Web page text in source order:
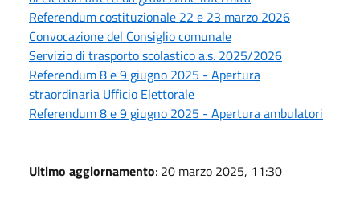
Referendum costituzionale 22 e 23 marzo 2026
Convocazione del Consiglio comunale
Servizio di trasporto scolastico a.s. 2025/2026
Referendum 8 e 9 giugno 2025 - Apertura
straordinaria Ufficio Elettorale
Referendum 8 e 9 giugno 2025 - Apertura ambulatori
Ultimo aggiornamento: 20 marzo 2025, 11:30